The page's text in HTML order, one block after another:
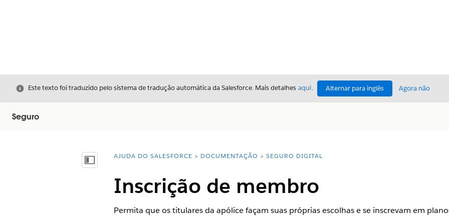
Fechar
Este texto foi traduzido pelo sistema de tradução automática da Salesforce. Mais detalhes aqui. Alternar para inglês Agora não
Seguro
Mostrar índiceVocê está aqui:
AJUDA DO SALESFORCE DOCUMENTAÇÃO SEGURO DIGITAL
Inscrição de membro
Permita que os titulares da apólice façam suas próprias escolhas e se inscrevam em